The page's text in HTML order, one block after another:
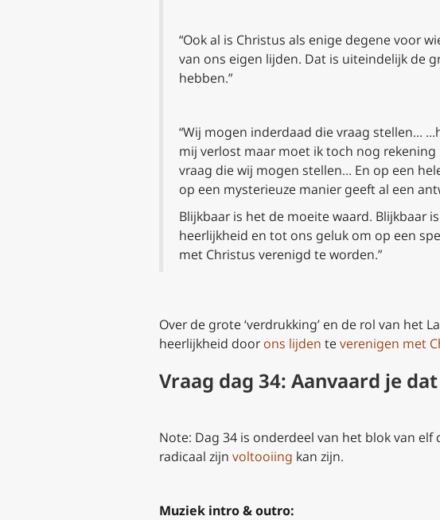
“Ook al is Christus als enige degene voor
van ons eigen lijden. Dat is uiteindelijk de
hebben.”
“Wij mogen inderdaad die vraag stellen…
mij verlost maar moet ik toch nog
vraag die wij mogen stellen… En op een
op een mysterieuze manier geeft al een
Blijkbaar is het de moeite waard. Blijkbaar
heerlijkheid en tot ons geluk om op een
met Christus verenigd te worden.”
Over de grote ‘verdrukking’ en de rol van het
heerlijkheid doorons lijden te verenigen met
Vraag dag 34: Aanvaard je
Note: Dag 34 is onderdeel van het blok van
radicaal zijn voltooiing kan zijn.
Muziek intro & outro: